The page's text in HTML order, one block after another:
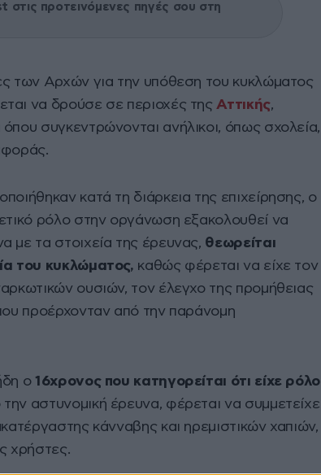
στις προτεινόμενες πηγές σου στη
των Αρχών για την υπόθεση του κυκλώματος
να δρούσε σε περιοχές τηςΑττικής,
συγκεντρώνονται ανήλικοι, όπως σχολεία,
κατά τη διάρκεια της επιχείρησης, ο
ρόλο στην οργάνωση εξακολουθεί να
με τα στοιχεία της έρευνας, θεωρείται
του κυκλώματος, καθώς φέρεται να είχε τον
ουσιών, τον έλεγχο της προμήθειας
προέρχονταν από την παράνομη
ο16χρονος που κατηγορείται ότι είχε ρόλο
αστυνομική έρευνα, φέρεται να συμμετείχε
κάνναβης και ηρεμιστικών χαπιών,
χρήστες.